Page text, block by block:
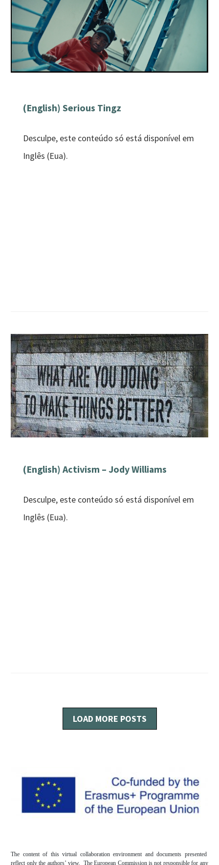
(English) Serious Tingz
Desculpe, este conteúdo só está disponível em
Inglês (Eua).
(English) Activism – Jody Williams
Desculpe, este conteúdo só está disponível em
Inglês (Eua).
LOAD MORE POSTS
The content of this virtual collaboration environment and documents presented
reflect only the authors’ view. The European Commission is not responsible for any